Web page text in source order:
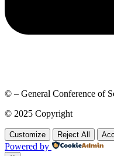
© – General Conference of
© 2025 Copyright
Customize Reject All
Powered by